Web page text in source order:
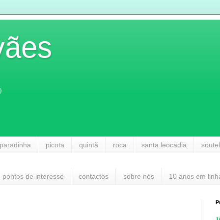
picota quintã roca santa leocadia
pontos de interesse contactos sobre nós 10 anos em